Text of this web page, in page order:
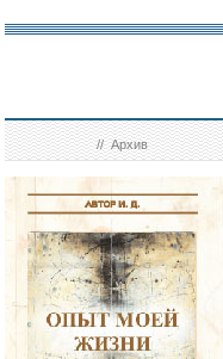
//Архив